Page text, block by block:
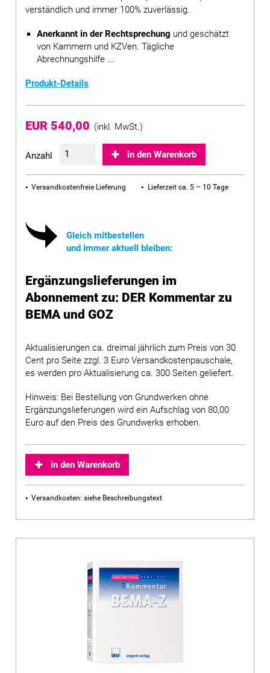
verständlich und immer 100% zuverlässig.
Anerkannt in der Rechtsprechung und geschätzt
von Kammern und KZVen. Tägliche
Abrechnungshilfe ...
Produkt-Details
EUR 540,00 (inkl. MwSt.)
Anzahl in den Warenkorb
Versandkostenfreie Lieferung Lieferzeit ca. 5 – 10 Tage
Gleich mitbestellen
und immer aktuell bleiben:
Ergänzungslieferungen im
Abonnement zu: DER Kommentar zu
BEMA und GOZ
Aktualisierungen ca. dreimal jährlich zum Preis von 30
Cent pro Seite zzgl. 3 Euro Versandkostenpauschale,
es werden pro Aktualisierung ca. 300 Seiten geliefert.
Hinweis: Bei Bestellung von Grundwerken ohne
Ergänzungslieferungen wird ein Aufschlag von 80,00
Euro auf den Preis des Grundwerks erhoben.
in den Warenkorb
Versandkosten: siehe Beschreibungstext